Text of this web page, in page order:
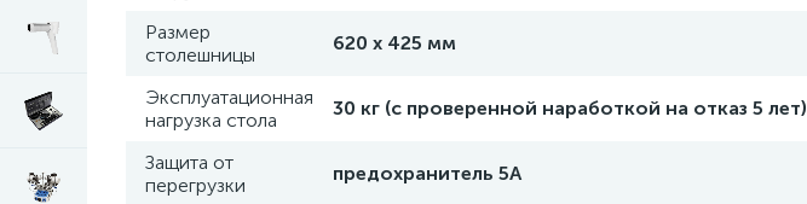
Размер
столешницы
620 x 425 мм
Эксплуатационная
нагрузка стола
30 кг (с проверенной наработкой на отказ 5 лет)
Защита от
перегрузки
предохранитель 5А